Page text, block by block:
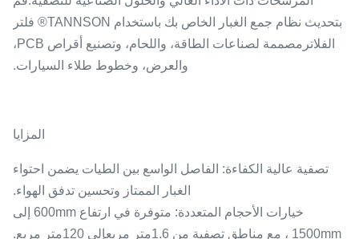
بتحديث نظام جمع الغبار الخاص بك باستخدام TANNSON® فلتر
الفلاترمصممة لصناعات الطاقة، واللحام، وتصنيع أقراص PCB،
والعرض، وخطوط طلاء السيارات.
المزايا
تصفية عالية الكفاءة: الفاصل الواسع بين الطيات يضمن احتواء
الغبار الممتاز وتحسين تدفق الهواء.
خيارات الأحجام المتعددة: متوفرة في ارتفاع 600mm إلى
1500mm ، مع مناطق تصفية من 1.6
متر مربعإلى 120 متر مربع.